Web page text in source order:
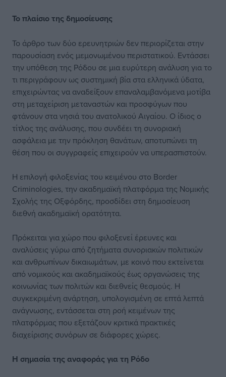
Το πλαίσιοτης δημοσίευσης
Το άρθρο των δύο ερευνητριών δεν περιορίζεται στην
παρουσίαση ενός μεμονωμένου περιστατικού. Εντάσσει
την υπόθεση της Ρόδου σε μια ευρύτερη ανάλυση για το
τι περιγράφουν ως συστημική βία στα ελληνικά ύδατα,
επιχειρώντας να αναδείξουν επαναλαμβανόμενα μοτίβα
στη μεταχείριση μεταναστών και προσφύγων που
φτάνουν στα νησιά του ανατολικού Αιγαίου. Ο ίδιος ο
τίτλος της ανάλυσης, που συνδέει τη συνοριακή
ασφάλεια με την πρόκληση θανάτων, αποτυπώνει τη
θέση που οι συγγραφείς επιχειρούν να υπερασπιστούν.
Η επιλογή φιλοξενίας του κειμένου στο Border
Criminologies, την ακαδημαϊκή πλατφόρμα της Νομικής
Σχολής της Οξφόρδης, προσδίδει στη δημοσίευση
διεθνή ακαδημαϊκή ορατότητα.
Πρόκειται για χώρο που φιλοξενεί έρευνες και
αναλύσεις γύρω από ζητήματα συνοριακών πολιτικών
και ανθρωπίνων δικαιωμάτων, με κοινό που εκτείνεται
από νομικούς και ακαδημαϊκούς έως οργανώσεις της
κοινωνίας των πολιτών και διεθνείς θεσμούς. Η
συγκεκριμένη ανάρτηση, υπολογισμένη σε επτά λεπτά
ανάγνωσης, εντάσσεται στη ροή κειμένων της
πλατφόρμας που εξετάζουν κριτικά πρακτικές
διαχείρισης συνόρων σε διάφορες χώρες.
Η σημασία της αναφοράς για τη Ρόδο